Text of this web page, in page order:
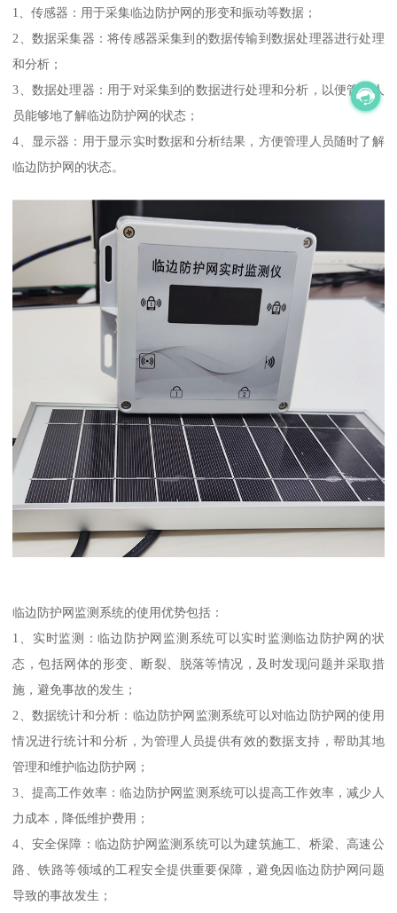
1、传感器：用于采集临边防护网的形变和振动等数据；
2、数据采集器：将传感器采集到的数据传输到数据处理器进行处理
和分析；
3、数据处理器：用于对采集到的数据进行处理和分析，以便管理人
员能够地了解临边防护网的状态；
4、显示器：用于显示实时数据和分析结果，方便管理人员随时了解
临边防护网的状态。
临边防护网监测系统的使用优势包括：
1、实时监测：临边防护网监测系统可以实时监测临边防护网的状
态，包括网体的形变、断裂、脱落等情况，及时发现问题并采取措
施，避免事故的发生；
2、数据统计和分析：临边防护网监测系统可以对临边防护网的使用
情况进行统计和分析，为管理人员提供有效的数据支持，帮助其地
管理和维护临边防护网；
3、提高工作效率：临边防护网监测系统可以提高工作效率，减少人
力成本，降低维护费用；
4、安全保障：临边防护网监测系统可以为建筑施工、桥梁、高速公
路、铁路等领域的工程安全提供重要保障，避免因临边防护网问题
导致的事故发生；